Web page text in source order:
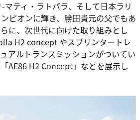
ティ・ラトバラ、そして日本ラリ
ピオンに輝き、勝田貴元の父でもあ
に、次世代に向けた取り組みとし
H2 concept やスプリンタートレ
アルトランスミッションがついてい
AE86 H2 Concept」などを展示し